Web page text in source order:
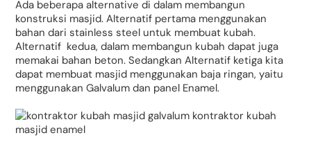
Ada beberapa alternative di dalam membangun
konstruksi masjid. Alternatif pertama menggunakan
bahan dari stainless steel untuk membuat kubah.
Alternatif kedua, dalam membangun kubah dapat juga
memakai bahan beton. Sedangkan Alternatif ketiga kita
dapat membuat masjid menggunakan baja ringan, yaitu
menggunakan Galvalum dan panel Enamel.